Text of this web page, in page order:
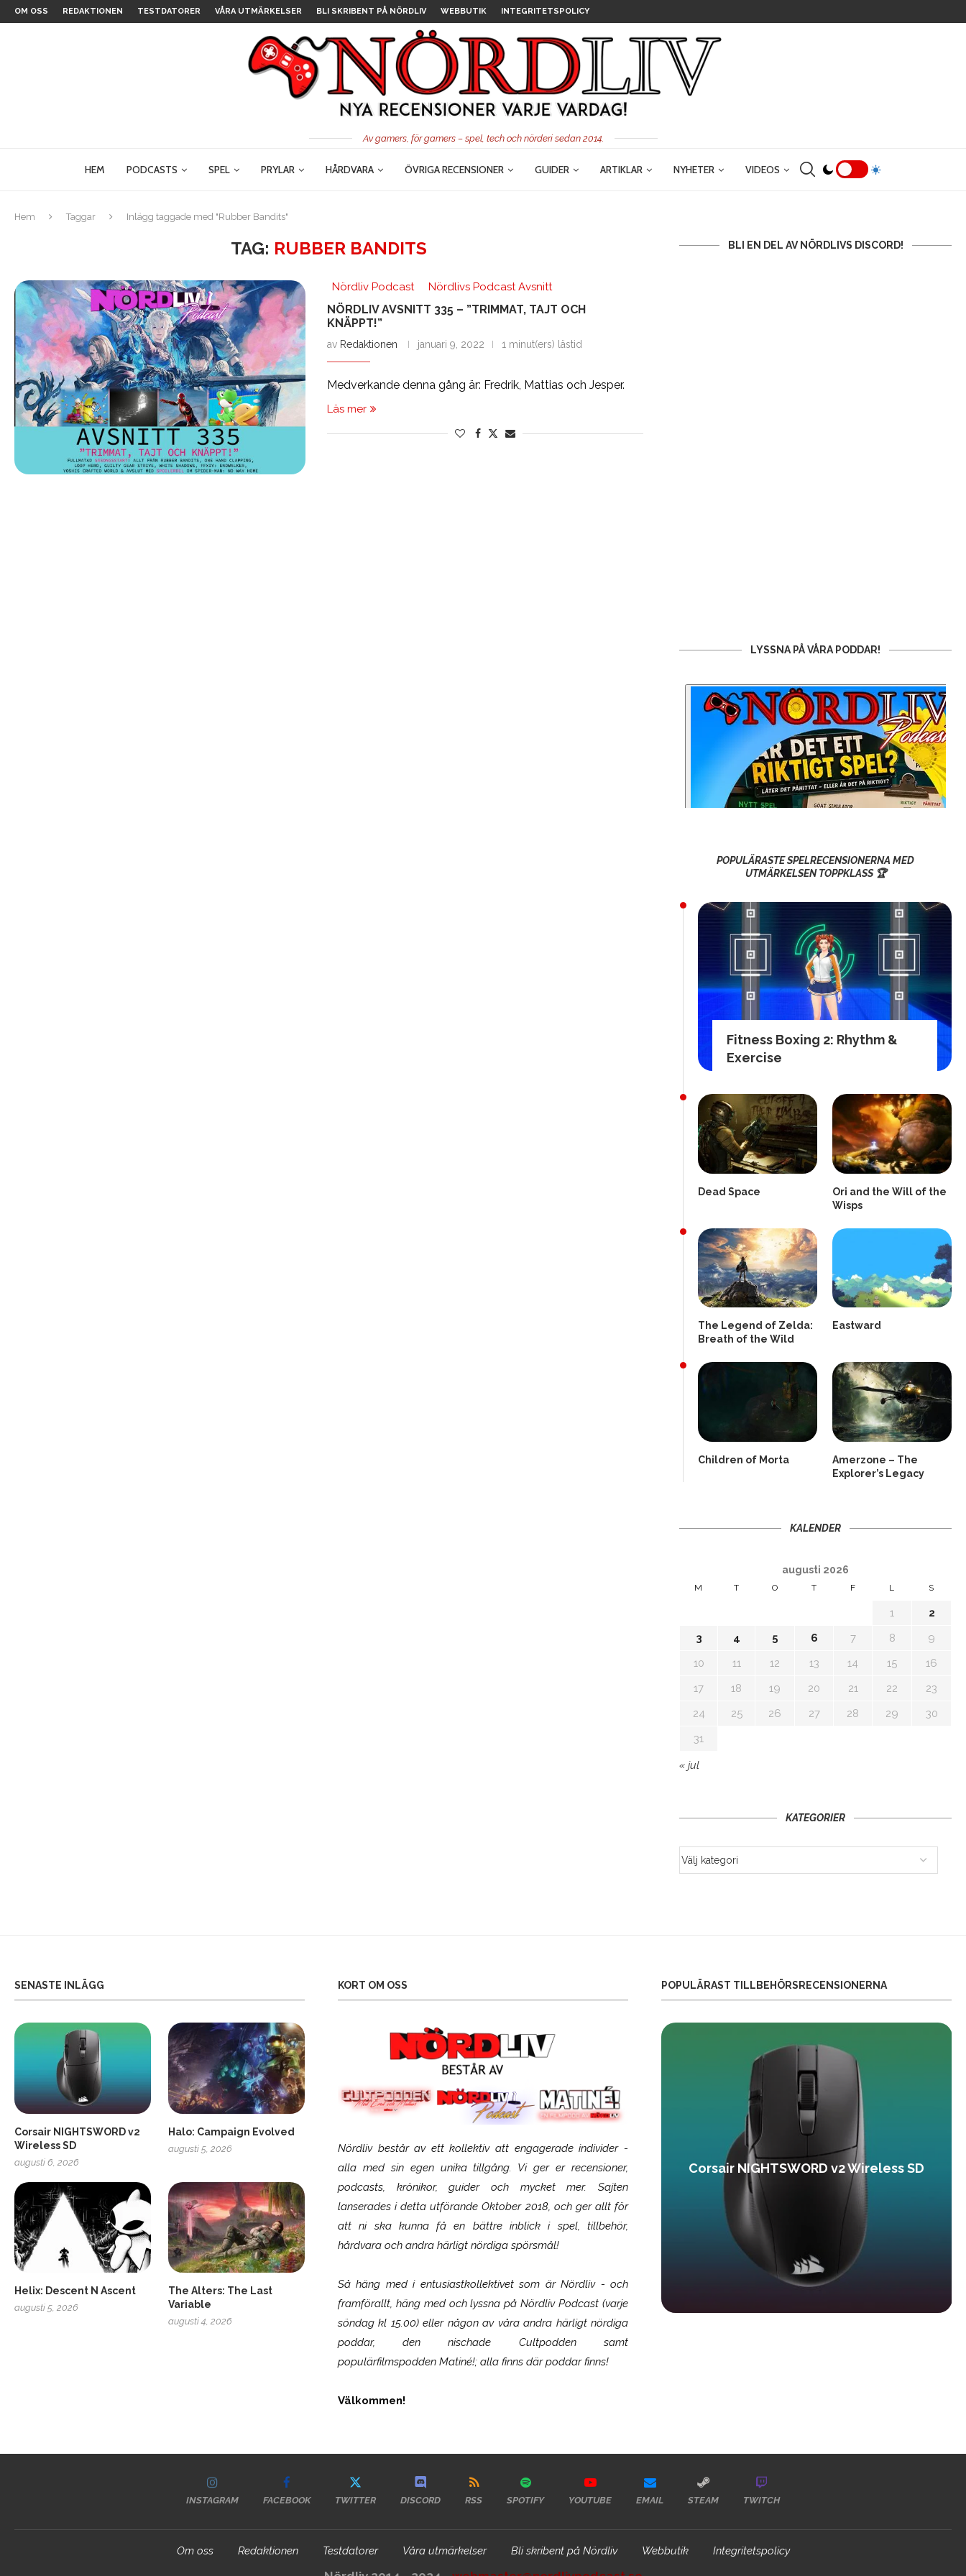
OM OSS REDAKTIONEN TESTDATORER VÅRA UTMÄRKELSER BLI SKRIBENT PÅ NÖRDLIV WEBBUTIK INTEGRITETSPOLICY
Av gamers, för gamers – spel, tech och nörderi sedan 2014.
HEM PODCASTS SPEL PRYLAR HÅRDVARA ÖVRIGA RECENSIONER GUIDER ARTIKLAR NYHETER VIDEOS
Hem Taggar Inlägg taggade med "Rubber Bandits"
TAG: RUBBER BANDITS
Nördliv Podcast Nördlivs Podcast Avsnitt
NÖRDLIV AVSNITT 335 – ”TRIMMAT, TAJT OCH
KNÄPPT!”
av Redaktionen januari 9, 2022 1 minut(ers) lästid
Medverkande denna gång är: Fredrik, Mattias och Jesper.
Läs mer
BLI EN DEL AV NÖRDLIVS DISCORD!
LYSSNA PÅ VÅRA PODDAR!
POPULÄRASTE SPELRECENSIONERNA MED
UTMÄRKELSEN TOPPKLASS 🏆
Fitness Boxing 2: Rhythm &
Exercise
Dead Space
Ori and the Will of the
Wisps
The Legend of Zelda:
Breath of the Wild
Eastward
Children of Morta
Amerzone – The
Explorer’s Legacy
KALENDER
augusti 2026
M T O T F L S
1
2
3
4 5 6 7 8
9
10
11 12 13 14 15
16
17
18 19 20 21 22
23
24
25 26 27 28 29
30
31
« jul
KATEGORIER
SENASTE INLÄGG
Corsair NIGHTSWORD v2
Wireless SD
augusti 6, 2026
Halo: Campaign Evolved
augusti 5, 2026
Helix: Descent N Ascent
augusti 5, 2026
The Alters: The Last
Variable
augusti 4, 2026
KORT OM OSS
Nördliv består av ett kollektiv att engagerade individer -
alla med sin egen unika tillgång. Vi ger er recensioner,
podcasts, krönikor, guider och mycket mer. Sajten
lanserades i detta utförande Oktober 2018, och ger allt för
att ni ska kunna få en bättre inblick i spel, tillbehör,
hårdvara och andra härligt nördiga spörsmål!
Så häng med i entusiastkollektivet som ärNördliv- och
framförallt, häng med och lyssna på Nördliv Podcast (varje
söndag kl 15.00) eller någon av våra andra härligt nördiga
poddar, den nischade Cultpodden samt
populärfilmspodden Matiné!; alla finns där poddar finns!
Välkommen!
POPULÄRAST TILLBEHÖRSRECENSIONERNA
SCUF Gaming Omega Corsair NIGHTSWORD v2 Wireless SD
INSTAGRAM FACEBOOK TWITTER DISCORD RSS SPOTIFY YOUTUBE EMAIL STEAM TWITCH
Om oss Redaktionen Testdatorer Våra utmärkelser Bli skribent på Nördliv Webbutik Integritetspolicy